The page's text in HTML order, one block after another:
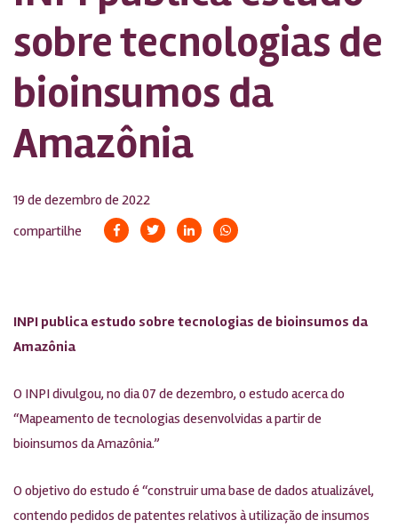
sobre tecnologias de
bioinsumos da
Amazônia
19 de dezembro de 2022
compartilhe
INPI publica estudo sobre tecnologias de bioinsumos da
Amazônia
O INPI divulgou, no dia 07 de dezembro, o estudo acerca do
“Mapeamento de tecnologias desenvolvidas a partir de
bioinsumos da Amazônia.”
O objetivo do estudo é “construir uma base de dados atualizável,
contendo pedidos de patentes relativos à utilização de insumos